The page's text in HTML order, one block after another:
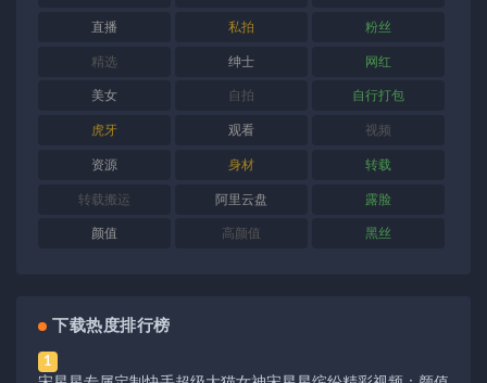
直播 私拍 粉丝
精选 绅士 网红
美女 自拍 自行打包
虎牙 观看 视频
资源 身材 转载
转载搬运 阿里云盘 露脸
颜值 高颜值 黑丝
下载热度排行榜
1